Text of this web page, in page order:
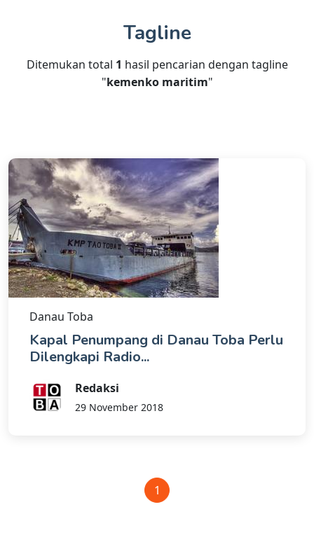
Tagline
Ditemukan total 1 hasil pencarian dengan tagline
"kemenko maritim"
Danau Toba
Kapal Penumpang di Danau Toba Perlu
Dilengkapi Radio...
Redaksi
29 November 2018
1